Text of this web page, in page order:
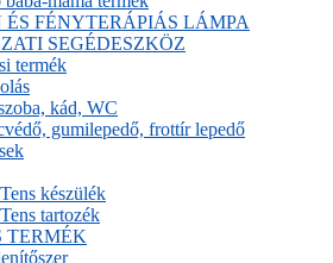
ÉS FÉNYTERÁPIÁS LÁMPA
SEGÉDESZKÖZ
termék
kád, WC
gumilepedő, frottír lepedő
Tens készülék
Tens tartozék
TERMÉK